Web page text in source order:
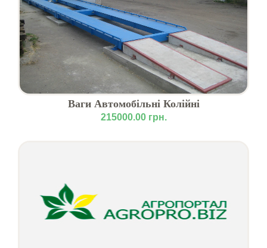
Ваги Автомобільні Колійні
215000.00 грн.